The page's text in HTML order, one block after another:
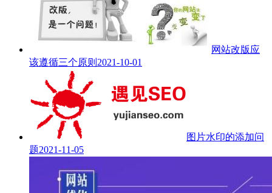
网站改版应
该遵循三个原则 2021-10-01
图片水印的添加问
题2021-11-05